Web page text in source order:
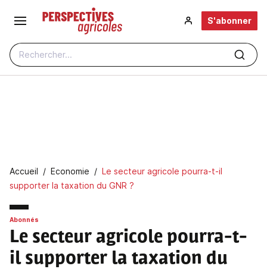
Aller au contenu principal
Rechercher...
S'abonner
Fil d'Ariane
Accueil Economie
Le secteur agricole pourra-t-il
supporter la taxation du GNR ?
Abonnés
Le secteur agricole pourra-t-
il supporter la taxation du